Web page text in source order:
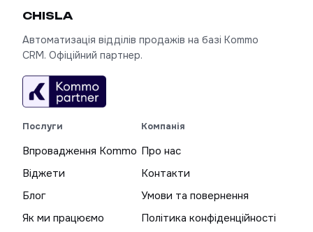
CHISLA
Автоматизація відділів продажів на базі Kommo
CRM. Офіційний партнер.
Послуги
Впровадження Kommo
Віджети
Блог
Як ми працюємо
Компанія
Про нас
Контакти
Умови та повернення
Політика конфіденційності